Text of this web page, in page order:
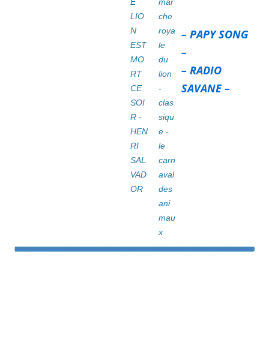
– PAPY SONG
–
– RADIO
SAVANE –